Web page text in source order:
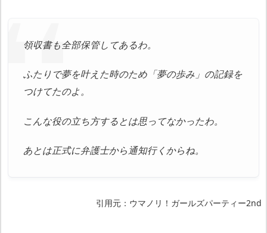
領収書も全部保管してあるわ。
ふたりで夢を叶えた時のため「夢の歩み」の記録を
つけてたのよ。
こんな役の立ち方するとは思ってなかったわ。
あとは正式に弁護士から通知行くからね。
引用元：ウマノリ！ガールズパーティー2nd